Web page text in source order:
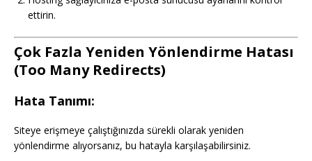
ettirin.
Çok Fazla Yeniden Yönlendirme Hatası
(Too Many Redirects)
Hata Tanımı:
Siteye erişmeye çalıştığınızda sürekli olarak yeniden
yönlendirme alıyorsanız, bu hatayla karşılaşabilirsiniz.